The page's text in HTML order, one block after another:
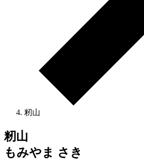
籾山
籾山
もみやま さき